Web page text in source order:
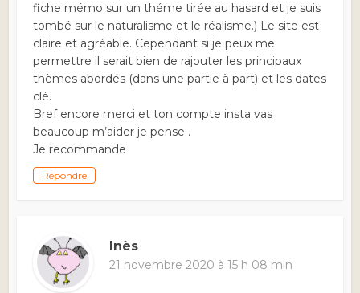
fiche mémo sur un théme tirée au hasard et je suis
tombé sur le naturalisme et le réalisme.) Le site est
claire et agréable. Cependant si je peux me
permettre il serait bien de rajouter les principaux
thèmes abordés (dans une partie à part) et les dates
clé.
Bref encore merci et ton compte insta vas
beaucoup m’aider je pense .
Je recommande
Répondre
Inès
21 novembre 2020 à 15 h 08 min